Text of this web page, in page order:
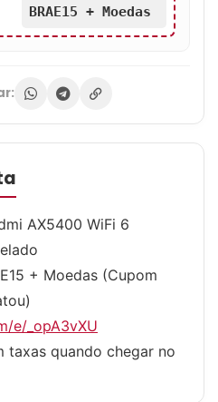
BRAE15 + Moedas
AX5400 WiFi 6
+ Moedas (Cupom
e/_opA3vXU
quando chegar no